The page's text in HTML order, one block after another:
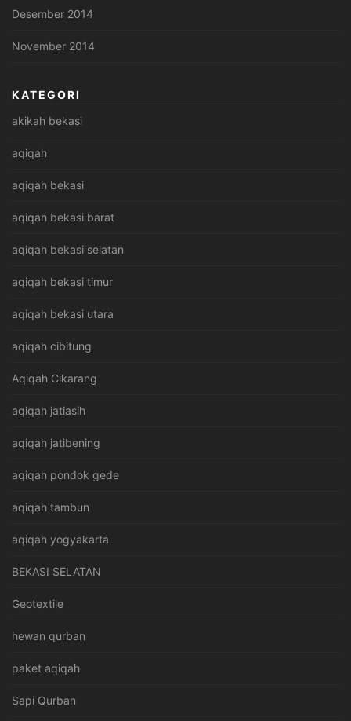
Desember 2014
November 2014
KATEGORI
akikah bekasi
aqiqah
aqiqah bekasi
aqiqah bekasi barat
aqiqah bekasi selatan
aqiqah bekasi timur
aqiqah bekasi utara
aqiqah cibitung
Aqiqah Cikarang
aqiqah jatiasih
aqiqah jatibening
aqiqah pondok gede
aqiqah tambun
aqiqah yogyakarta
BEKASI SELATAN
Geotextile
hewan qurban
paket aqiqah
Sapi Qurban